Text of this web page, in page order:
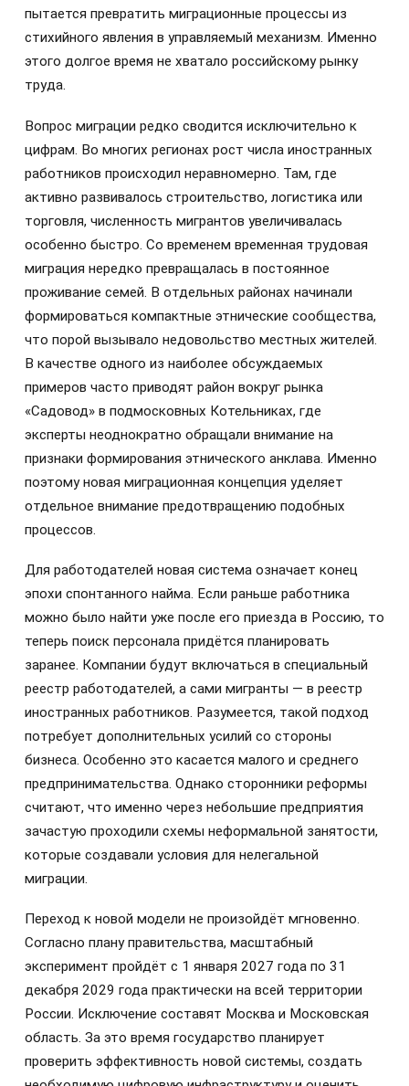
пытается превратить миграционные процессы из
стихийного явления в управляемый механизм. Именно
этого долгое время не хватало российскому рынку
труда.
Вопрос миграции редко сводится исключительно к
цифрам. Во многих регионах рост числа иностранных
работников происходил неравномерно. Там, где
активно развивалось строительство, логистика или
торговля, численность мигрантов увеличивалась
особенно быстро. Со временем временная трудовая
миграция нередко превращалась в постоянное
проживание семей. В отдельных районах начинали
формироваться компактные этнические сообщества,
что порой вызывало недовольство местных жителей.
В качестве одного из наиболее обсуждаемых
примеров часто приводят район вокруг рынка
«Садовод» в подмосковных Котельниках, где
эксперты неоднократно обращали внимание на
признаки формирования этнического анклава. Именно
поэтому новая миграционная концепция уделяет
отдельное внимание предотвращению подобных
процессов.
Для работодателей новая система означает конец
эпохи спонтанного найма. Если раньше работника
можно было найти уже после его приезда в Россию, то
теперь поиск персонала придётся планировать
заранее. Компании будут включаться в специальный
реестр работодателей, а сами мигранты — в реестр
иностранных работников. Разумеется, такой подход
потребует дополнительных усилий со стороны
бизнеса. Особенно это касается малого и среднего
предпринимательства. Однако сторонники реформы
считают, что именно через небольшие предприятия
зачастую проходили схемы неформальной занятости,
которые создавали условия для нелегальной
миграции.
Переход к новой модели не произойдёт мгновенно.
Согласно плану правительства, масштабный
эксперимент пройдёт с 1 января 2027 года по 31
декабря 2029 года практически на всей территории
России. Исключение составят Москва и Московская
область. За это время государство планирует
проверить эффективность новой системы, создать